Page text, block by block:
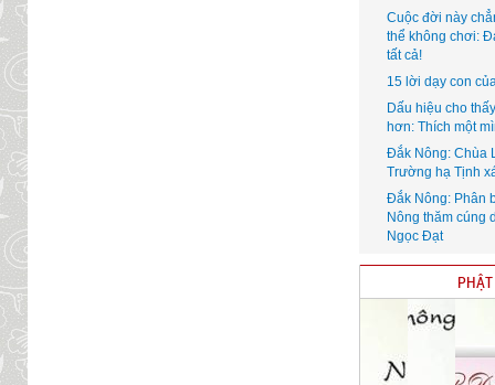
Cuộc đời này
thể không chơi:
tất cả!
15 lời dạy con
Dấu hiệu cho
hơn: Thích một
Đắk Nông: Chùa
Trường hạ Tịnh
Đắk Nông: Phân
Nông thăm cúng
Ngọc Đạt